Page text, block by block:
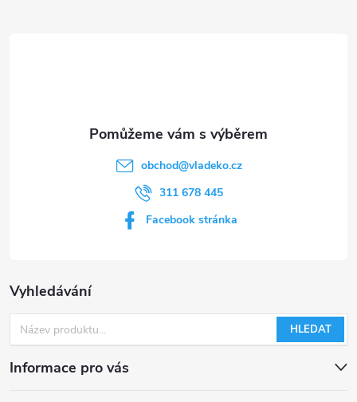
Vyhledávání
HLEDAT
Informace pro vás
obchod@vladeko.cz
311 678 445
Facebook stránka